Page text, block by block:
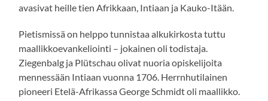
avasivat heille tien Afrikkaan, Intiaan ja Kauko-Itään.
Pietismissä on helppo tunnistaa alkukirkosta tuttu
maallikkoevankeliointi – jokainen oli todistaja.
Ziegenbalg ja Plütschau olivat nuoria opiskelijoita
mennessään Intiaan vuonna 1706. Herrnhutilainen
pioneeri Etelä-Afrikassa George Schmidt oli maallikko.